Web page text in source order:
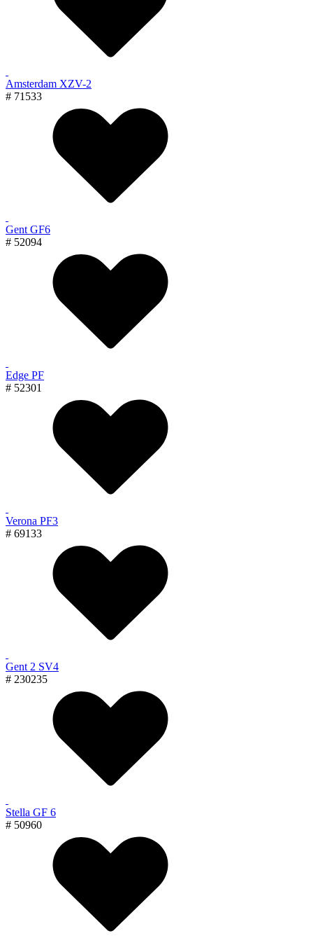
Amsterdam XZV-2
# 71533
Gent GF6
# 52094
Edge PF
# 52301
Verona PF3
# 69133
Gent 2 SV4
# 230235
Stella GF 6
# 50960